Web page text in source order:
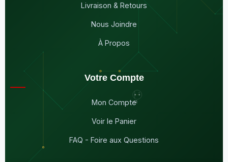
Livraison & Retours
Nous Joindre
À Propos
Votre Compte
Mon Compte
Voir le Panier
FAQ - Foire aux Questions